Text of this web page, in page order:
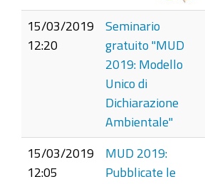
15/03/2019
12:20
Seminario
gratuito "MUD
2019: Modello
Unico di
Dichiarazione
Ambientale"
15/03/2019
12:05
MUD 2019:
Pubblicate le